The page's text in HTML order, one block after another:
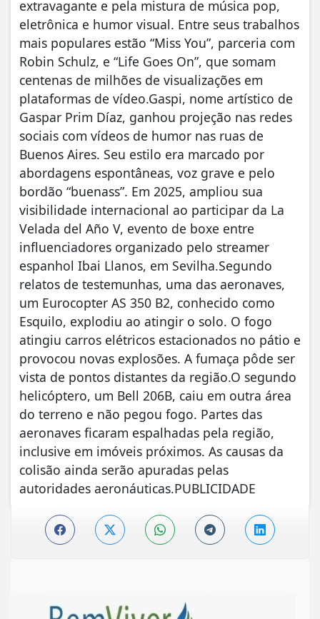
extravagante e pela mistura de música pop,
eletrônica e humor visual. Entre seus trabalhos
mais populares estão “Miss You”, parceria com
Robin Schulz, e “Life Goes On”, que somam
centenas de milhões de visualizações em
plataformas de vídeo.Gaspi, nome artístico de
Gaspar Prim Díaz, ganhou projeção nas redes
sociais com vídeos de humor nas ruas de
Buenos Aires. Seu estilo era marcado por
abordagens espontâneas, voz grave e pelo
bordão “buenass”. Em 2025, ampliou sua
visibilidade internacional ao participar da La
Velada del Año V, evento de boxe entre
influenciadores organizado pelo streamer
espanhol Ibai Llanos, em Sevilha.Segundo
relatos de testemunhas, uma das aeronaves,
um Eurocopter AS 350 B2, conhecido como
Esquilo, explodiu ao atingir o solo. O fogo
atingiu carros elétricos estacionados no pátio e
provocou novas explosões. A fumaça pôde ser
vista de pontos distantes da região.O segundo
helicóptero, um Bell 206B, caiu em outra área
do terreno e não pegou fogo. Partes das
aeronaves ficaram espalhadas pela região,
inclusive em imóveis próximos. As causas da
colisão ainda serão apuradas pelas
autoridades aeronáuticas.PUBLICIDADE